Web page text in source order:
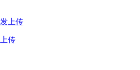
传